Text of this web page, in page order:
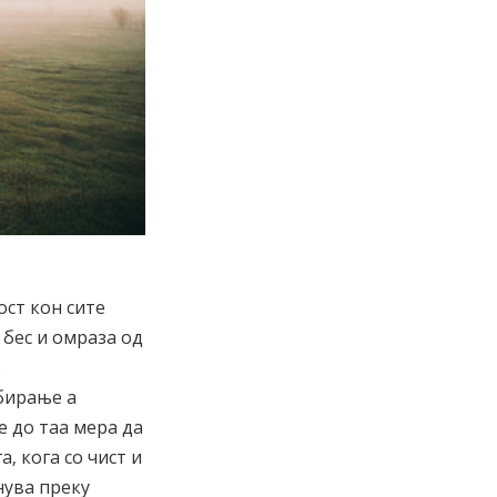
кон сите
и омраза од
а
до таа мера да
кога со чист и
преку